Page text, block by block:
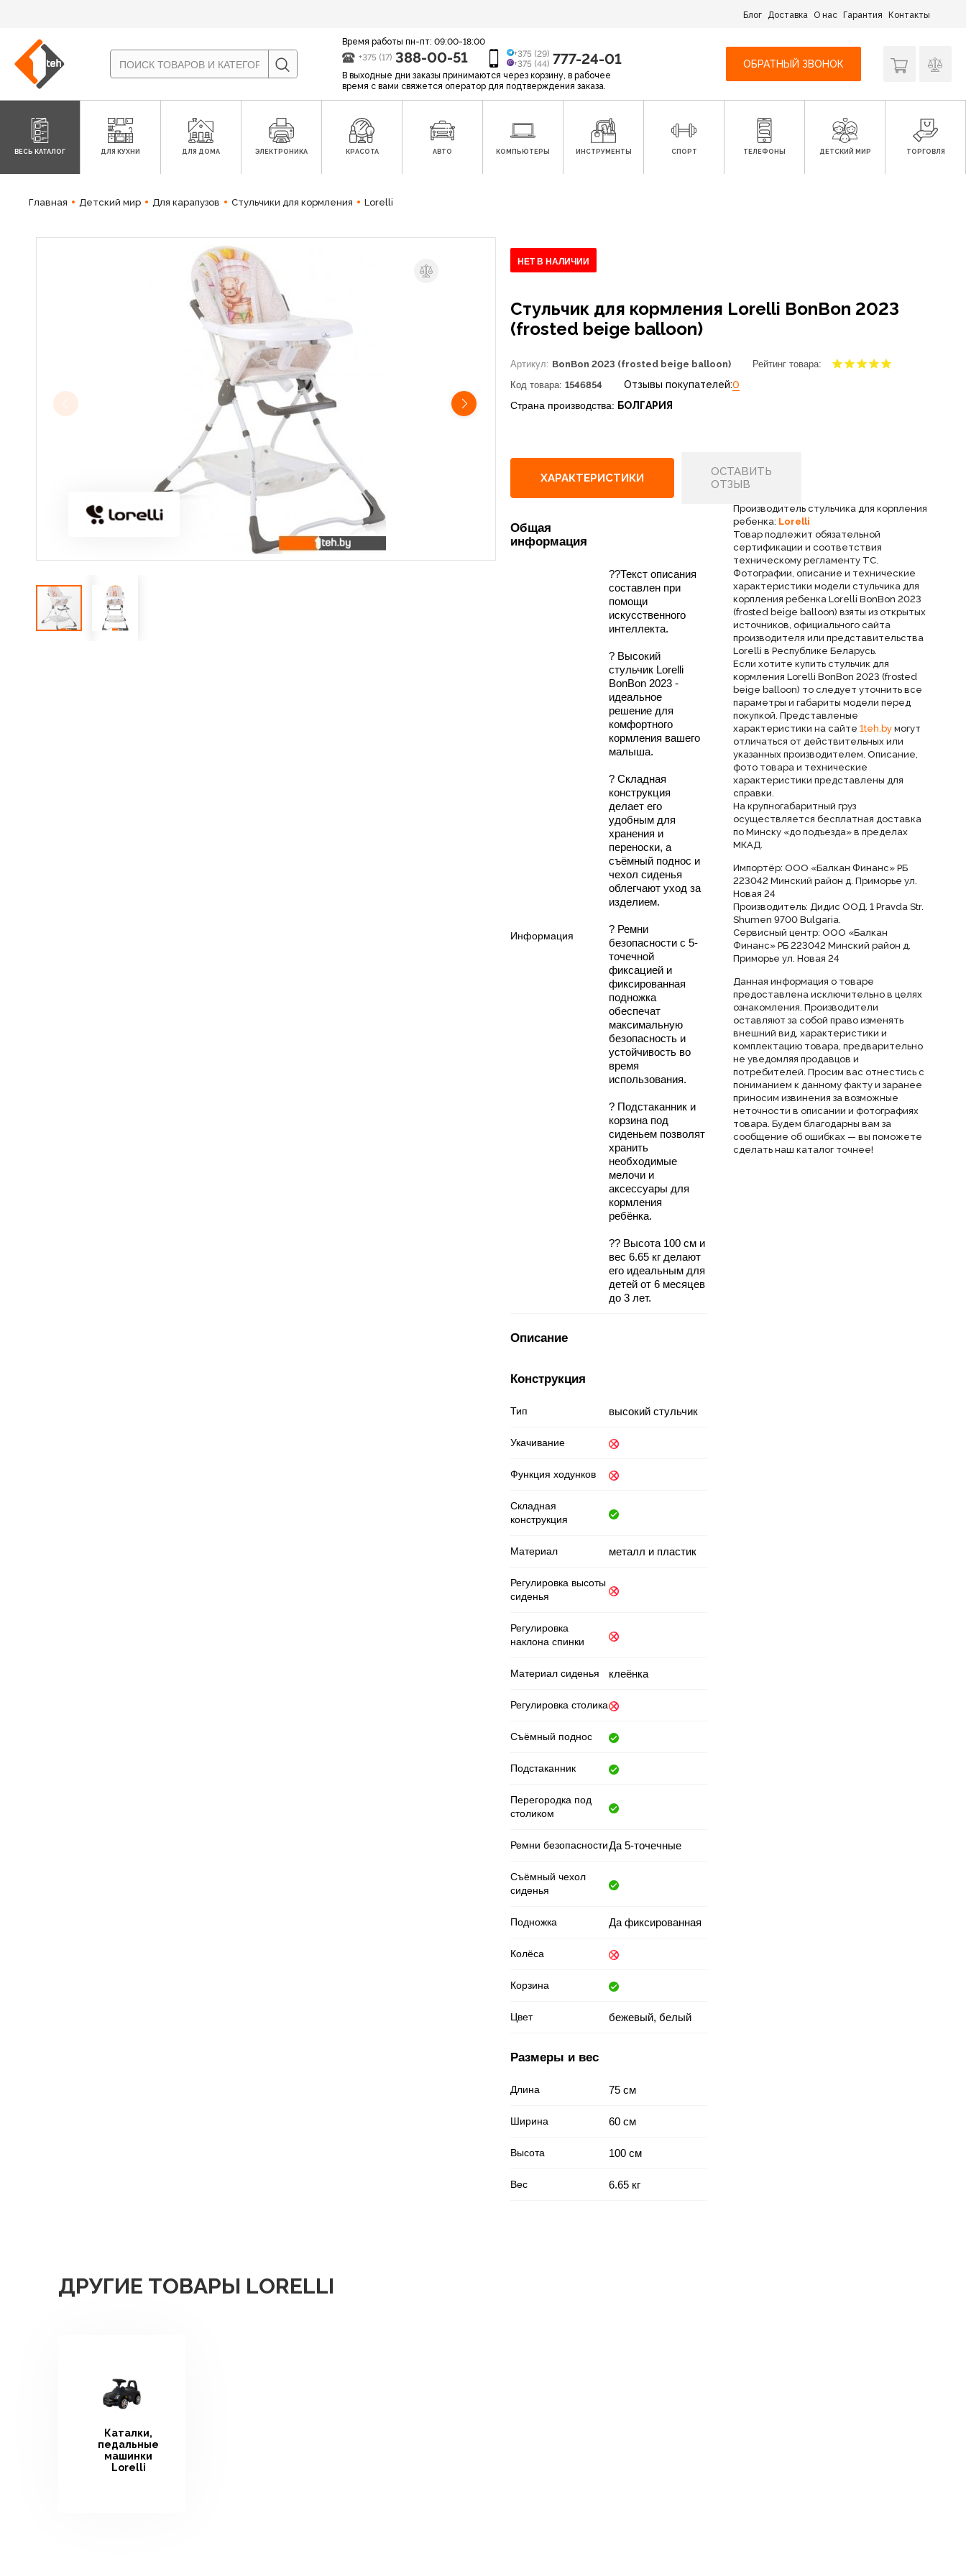
Блог Доставка О нас Гарантия Контакты
Время работы пн-пт: 09:00-18:00
+375 (17) 388-00-51
+375 (29)
+375 (44) 777-24-01
В выходные дни заказы принимаются через корзину, в рабочее
время с вами свяжется оператор для подтверждения заказа.
ОБРАТНЫЙ ЗВОНОК
ВЕСЬ КАТАЛОГ ДЛЯ КУХНИ ДЛЯ ДОМА ЭЛЕКТРОНИКА КРАСОТА АВТО КОМПЬЮТЕРЫ ИНСТРУМЕНТЫ СПОРТ ТЕЛЕФОНЫ ДЕТСКИЙ МИР ТОРГОВЛЯ
Главная Детский мир Для карапузов Стульчики для кормления Lorelli
НЕТ В НАЛИЧИИ
Стульчик для кормления Lorelli BonBon 2023
(frosted beige balloon)
Артикул: BonBon 2023 (frosted beige balloon)
Рейтинг товара:
Код товара: 1546854 Отзывы покупателей:0
Страна производства: БОЛГАРИЯ
ХАРАКТЕРИСТИКИ
ОСТАВИТЬ
ОТЗЫВ
Общая
информация
Информация
??Текст описания
составлен при
помощи
искусственного
интеллекта.
? Высокий
стульчик Lorelli
BonBon 2023 -
идеальное
решение для
комфортного
кормления вашего
малыша.
? Складная
конструкция
делает его
удобным для
хранения и
переноски, а
съёмный поднос и
чехол сиденья
облегчают уход за
изделием.
? Ремни
безопасности с 5-
точечной
фиксацией и
фиксированная
подножка
обеспечат
максимальную
безопасность и
устойчивость во
время
использования.
? Подстаканник и
корзина под
сиденьем позволят
хранить
необходимые
мелочи и
аксессуары для
кормления
ребёнка.
?? Высота 100 см и
вес 6.65 кг делают
его идеальным для
детей от 6 месяцев
до 3 лет.
Описание
Конструкция
Тип высокий стульчик
Укачивание
Функция ходунков
Складная
конструкция
Материал металл и пластик
Регулировка высоты
сиденья
Регулировка
наклона спинки
Материал сиденья клеёнка
Регулировка столика
Съёмный поднос
Подстаканник
Перегородка под
столиком
Ремни безопасностиДа 5-точечные
Съёмный чехол
сиденья
Подножка Да фиксированная
Колёса
Корзина
Цвет бежевый, белый
Размеры и вес
Длина 75 см
Ширина 60 см
Высота 100 см
Вес 6.65 кг
Производитель стульчика для корпления
ребенка: Lorelli
Товар подлежит обязательной
сертификации и соответствия
техническому регламенту ТС.
Фотографии, описание и технические
характеристики модели стульчика для
корпления ребенка Lorelli BonBon 2023
(frosted beige balloon) взяты из открытых
источников, официального сайта
производителя или представительства
Lorelli в Республике Беларусь.
Если хотите купить стульчик для
кормления Lorelli BonBon 2023 (frosted
beige balloon) то следует уточнить все
параметры и габариты модели перед
покупкой. Представленые
характеристики на сайте 1teh.byмогут
отличаться от действительных или
указанных производителем. Описание,
фото товара и технические
характеристики представлены для
справки.
На крупногабаритный груз
осуществляется бесплатная доставка
по Минску «до подъезда» в пределах
МКАД.
Импортёр: ООО «Балкан Финанс» РБ
223042 Минский район д. Приморье ул.
Новая 24
Производитель: Дидис ООД. 1 Pravda Str.
Shumen 9700 Bulgaria.
Сервисный центр: ООО «Балкан
Финанс» РБ 223042 Минский район д.
Приморье ул. Новая 24
Данная информация о товаре
предоставлена исключительно в целях
ознакомления. Производители
оставляют за собой право изменять
внешний вид, характеристики и
комплектацию товара, предварительно
не уведомляя продавцов и
потребителей. Просим вас отнестись с
пониманием к данному факту и заранее
приносим извинения за возможные
неточности в описании и фотографиях
товара. Будем благодарны вам за
сообщение об ошибках — вы поможете
сделать наш каталог точнее!
ДРУГИЕ ТОВАРЫ LORELLI
Каталки,
педальные
машинки
Lorelli